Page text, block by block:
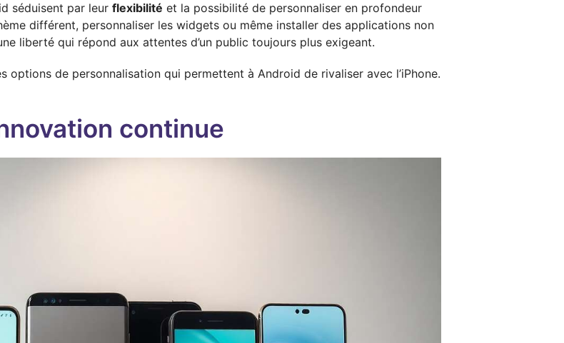
séduisent par leur flexibilité et la possibilité de personnaliser en profondeur
différent, personnaliser les widgets ou même installer des applications non
liberté qui répond aux attentes d’un public toujours plus exigeant.
options de personnalisation qui permettent à Android de rivaliser avec l’iPhone.
continue